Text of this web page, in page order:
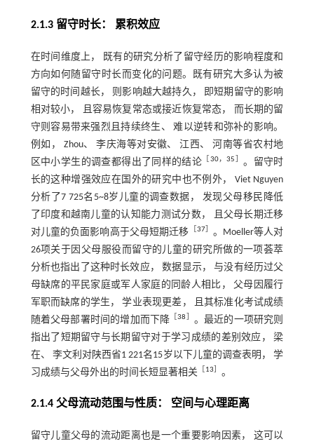
2.1.3 留守时长： 累积效应
在时间维度上， 既有的研究分析了留守经历的影响程度和
方向如何随留守时长而变化的问题。既有研究大多认为被
留守的时间越长， 则影响越大越持久， 即短期留守的影响
相对较小， 且容易恢复常态或接近恢复常态， 而长期的留
守则容易带来强烈且持续终生、 难以逆转和弥补的影响。
例如， Zhou、 李庆海等对安徽、 江西、 河南等省农村地
区中小学生的调查都得出了同样的结论
30，35
。留守时
长的这种增强效应在国外的研究中也不例外， Viet Nguyen
分析了7 725名5~8岁儿童的调查数据， 发现父母移民降低
了印度和越南儿童的认知能力测试分数， 且父母长期迁移
对儿童的负面影响高于父母短期迁移
37］ 。Moeller等人对
26项关于因父母服役而留守的儿童的研究所做的一项荟萃
分析也指出了这种时长效应， 数据显示， 与没有经历过父
母缺席的平民家庭或军人家庭的同龄人相比， 父母因履行
军职而缺席的学生， 学业表现更差， 且其标准化考试成绩
随着父母部署时间的增加而下降 ［38
。最近的一项研究则
指出了短期留守与长期留守对于学习成绩的差别效应， 梁
在、 李文利对陕西省1 221名15岁以下儿童的调查表明， 学
习成绩与父母外出的时间长短显著相关
13 。
2.1.4 父母流动范围与性质： 空间与心理距离
留守儿童父母的流动距离也是一个重要影响因素， 这可以